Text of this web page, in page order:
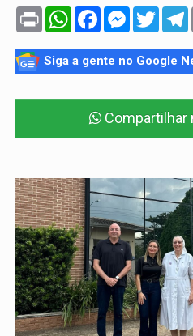
Print WhatsAppFacebookMessenger
Siga a gente no Google
Compartilhar